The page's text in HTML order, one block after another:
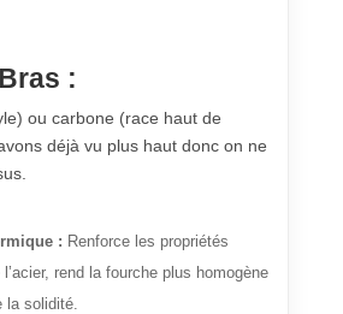
:
ou carbone (race haut de
déjà vu plus haut donc on ne
: Renforce les propriétés
rend la fourche plus homogène
la solidité.